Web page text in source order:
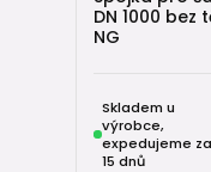
DN 1000 bez
NG
Skladem u
výrobce,
expedujeme
15 dnů